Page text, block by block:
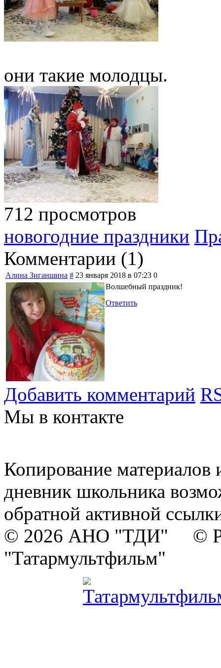
они такие молодцы.
712 просмотров
новогодние праздники
Комментарии (1 )
Алина Зиганшина # 23 января 2018 в 07:23 0
Волшебный праздник!
Ответить
Добавить комментарий
Мы в контакте
Копирование материалов
дневник школьника
обратной активной
© 2026 АНО "ТДИ" ©
"Татармультфильм"